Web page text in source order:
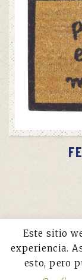
Este sitio
experiencia.
esto, pero